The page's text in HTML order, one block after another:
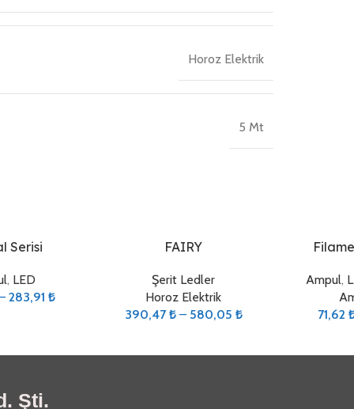
Horoz Elektrik
5 Mt
Serisi
, LED
283,91 ₺
FAIRY
Şerit Ledler
Horoz Elektrik
390,47₺ – 580,05 ₺
Seçenekler
Ampul,
71,62
Şti.